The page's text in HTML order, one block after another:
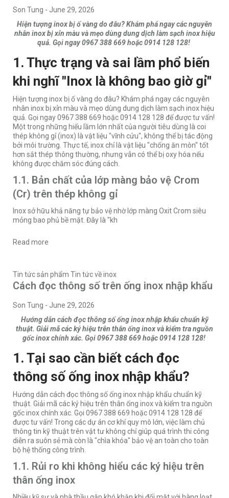
Son Tung - June 29, 2026
Hiện tượng inox bị ố vàng do đâu? Khám phá ngay các nguyên
nhân inox bị xỉn màu và mẹo dùng dung dịch làm sạch inox hiệu
quả. Gọi ngay 0967 388 669 hoặc 0914 128 128!
1. Thực trạng và sai lầm phổ biến
khi nghĩ "Inox là không bao giờ gỉ"
Hiện tượng inox bị ố vàng do đâu? Khám phá ngay các nguyên
nhân inox bị xỉn màu và mẹo dùng dung dịch làm sạch inox hiệu
quả. Gọi ngay 0967 388 669 hoặc 0914 128 128 để được tư vấn!
Một trong những hiểu lầm lớn nhất của người tiêu dùng là coi
thép không gỉ (inox) là vật liệu "vĩnh cửu", không thể bị tác động
bởi môi trường. Thực tế, inox chỉ là vật liệu "chống ăn mòn" tốt
hơn sắt thép thông thường, nhưng vẫn có thể bị oxy hóa nếu
không được chăm sóc đúng cách.
1.1. Bản chất của lớp màng bảo vệ Crom
(Cr) trên thép không gỉ
Inox sở hữu khả năng tự bảo vệ nhờ lớp màng Oxit Crom siêu
mỏng bao phủ bề mặt. Đây là "kh
Read more
Tin tức sản phẩm Tin tức về inox
Cách đọc thông số trên ống inox nhập khẩu
Son Tung - June 29, 2026
Hướng dẫn cách đọc thông số ống inox nhập khẩu chuẩn kỹ
thuật. Giải mã các ký hiệu trên thân ống inox và kiểm tra nguồn
gốc inox chính xác. Gọi 0967 388 669 hoặc 0914 128 128!
1. Tại sao cần biết cách đọc
thông số ống inox nhập khẩu?
Hướng dẫn cách đọc thông số ống inox nhập khẩu chuẩn kỹ
thuật. Giải mã các ký hiệu trên thân ống inox và kiểm tra nguồn
gốc inox chính xác. Gọi 0967 388 669 hoặc 0914 128 128 để
được tư vấn! Trong các dự án cơ khí quy mô lớn, việc làm chủ
thông tin kỹ thuật trên vật tư không chỉ giúp quá trình thi công
diễn ra suôn sẻ mà còn là "chìa khóa" bảo vệ an toàn cho toàn
bộ hệ thống công trình.
1.1. Rủi ro khi không hiểu các ký hiệu trên
thân ống inox